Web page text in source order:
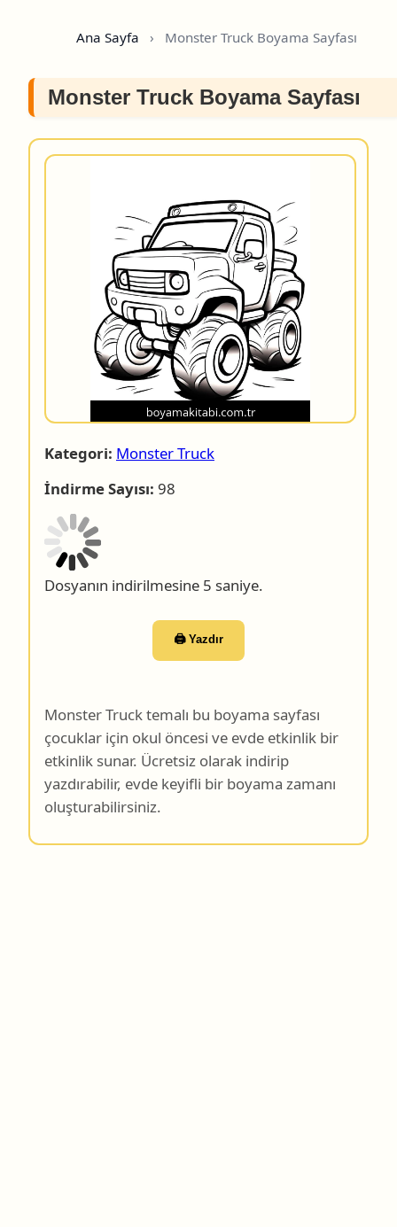
Ana Sayfa › Monster Truck Boyama Sayfası
Monster Truck Boyama Sayfası
Kategori: Monster Truck
İndirme Sayısı: 98
Dosyanın indirilmesine 4 saniye.
etkinlik sunar. Ücretsiz olarak indirip
yazdırabilir, evde keyifli bir boyama zamanı
oluşturabilirsiniz.